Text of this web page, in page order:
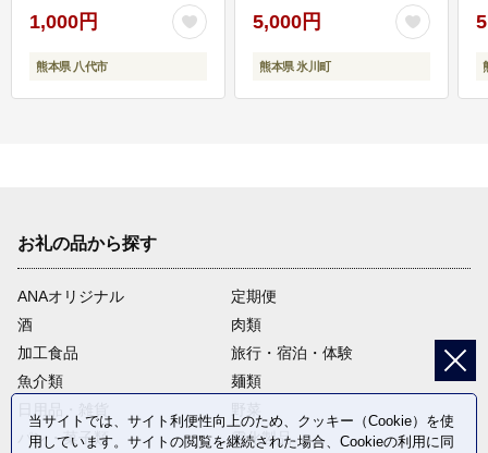
1,000円
熊本県 八代市
5,000円
熊本県 氷川町
お礼の品から探す
ANAオリジナル
定期便
酒
肉類
加工食品
旅行・宿泊・体験
魚介類
麺類
パン・菓子類
電化製品
当サイトでは、サイト利便性向上のため、クッキー（Cookie）を使
用しています。サイトの閲覧を継続された場合、Cookieの利用に同